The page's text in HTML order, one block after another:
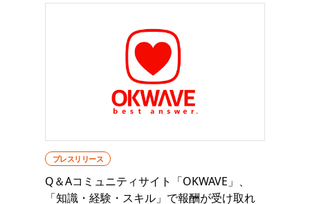
プレスリリース
Q＆Aコミュニティサイト「OKWAVE」、
「知識・経験・スキル」で報酬が受け取れ